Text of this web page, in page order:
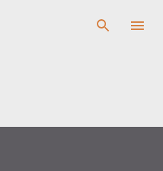
Passa ai contenuti principali